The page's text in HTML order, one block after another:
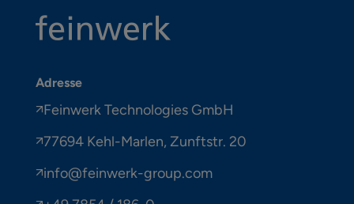
Adresse
Feinwerk Technologies GmbH
77694 Kehl-Marlen, Zunftstr. 20
info@feinwerk-group.com